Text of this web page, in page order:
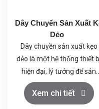
Dây Chuyển Sản Xuất
Dẻo
Dây chuyền sản xuất kẹo
dẻo là một hệ thống thiết
hiện đại, lý tưởng để sản
xuất ra những sản phẩm
kẹo dẻo chất lượng cao,
Xem chi tiết